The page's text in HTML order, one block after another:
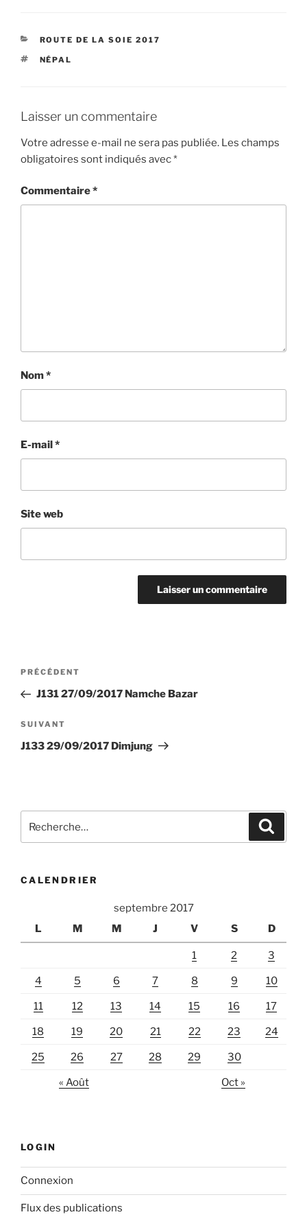
CATÉGORIES
ROUTE DE LA SOIE 2017
ÉTIQUETTES
NÉPAL
Laisser un commentaire
Votre adresse e-mail ne sera pas publiée. Les champs
obligatoires sont indiqués avec*
Commentaire*
Nom*
E-mail*
Site web
Navigation
l’article
Article
précédent
PRÉCÉDENT
J131 27/09/2017 Namche Bazar
Article
suivant
SUIVANT
J133 29/09/2017 Dimjung
pour
CALENDRIER
septembre 2017
L
M M J V S D
1 2 3
4 5 6 7 8 9 10
11 12 13 14 15 16 17
18 19 20 21 22 23 24
25 26 27 28 29 30
« Août Oct »
LOGIN
Connexion
Flux des publications